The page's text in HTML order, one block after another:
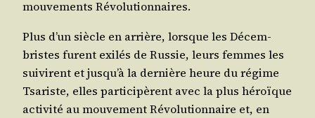
mou­ve­ments Révolutionnaires.
Plus d’un siècle en arrière, lorsque les Décem­
bristes furent exi­lés de Rus­sie, leurs femmes les
sui­virent et jusqu’à la der­nière heure du régime
Tsa­riste, elles par­ti­ci­pèrent avec la plus héroïque
acti­vi­té au mou­ve­ment Révo­lu­tion­naire et, en